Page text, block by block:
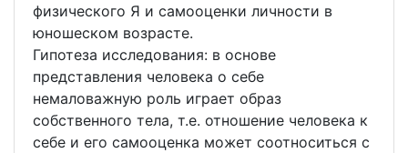
физического Я и самооценки личности в
юношеском возрасте.
Гипотеза исследования: в основе
представления человека о себе
немаловажную роль играет образ
собственного тела, т.е. отношение человека к
себе и его самооценка может соотноситься с